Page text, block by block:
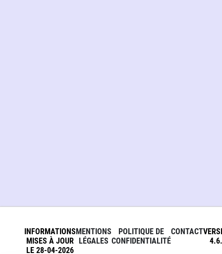
INFORMATIONS
MISES À JOUR
LE 28-04-2026
MENTIONS
LÉGALES
POLITIQUE DE
CONFIDENTIALITÉ
CONTACT